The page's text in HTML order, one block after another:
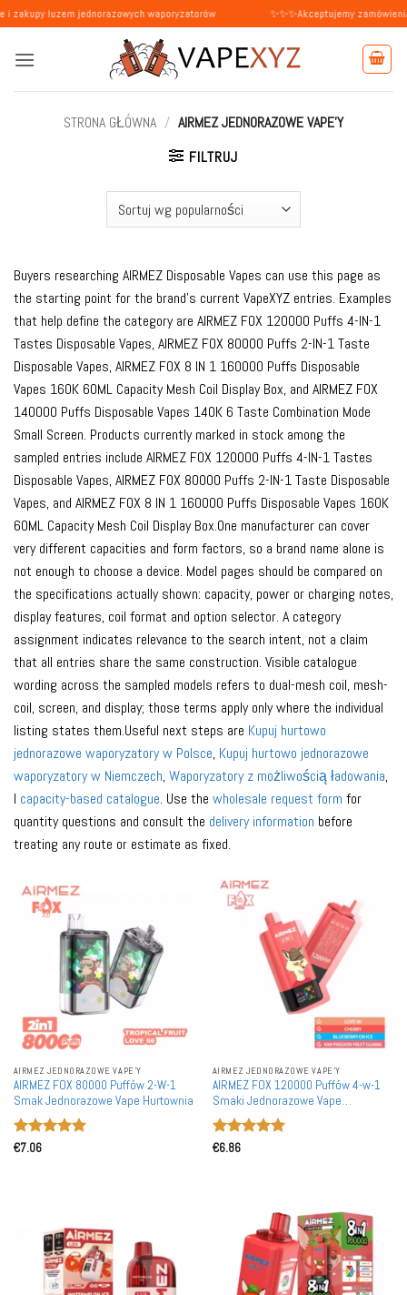
Przewiń
do
zawartości
jednorazowych waporyzatorów ✨✨✨Akceptujemy zamówienia od
STRONA GŁÓWNA / AIRMEZ JEDNORAZOWE VAPE'Y
FILTRUJ
Buyers researching AIRMEZ Disposable Vapes can use this page as
the starting point for the brand’s current VapeXYZ entries. Examples
that help define the category are AIRMEZ FOX 120000 Puffs 4-IN-1
Tastes Disposable Vapes, AIRMEZ FOX 80000 Puffs 2-IN-1 Taste
Disposable Vapes, AIRMEZ FOX 8 IN 1 160000 Puffs Disposable
Vapes 160K 60ML Capacity Mesh Coil Display Box, and AIRMEZ FOX
140000 Puffs Disposable Vapes 140K 6 Taste Combination Mode
Small Screen. Products currently marked in stock among the
sampled entries include AIRMEZ FOX 120000 Puffs 4-IN-1 Tastes
Disposable Vapes, AIRMEZ FOX 80000 Puffs 2-IN-1 Taste Disposable
Vapes, and AIRMEZ FOX 8 IN 1 160000 Puffs Disposable Vapes 160K
60ML Capacity Mesh Coil Display Box.One manufacturer can cover
very different capacities and form factors, so a brand name alone is
not enough to choose a device. Model pages should be compared on
the specifications actually shown: capacity, power or charging notes,
display features, coil format and option selector. A category
assignment indicates relevance to the search intent, not a claim
that all entries share the same construction. Visible catalogue
wording across the sampled models refers to dual-mesh coil, mesh-
coil, screen, and display; those terms apply only where the individual
listing states them.Useful next steps are Kupuj hurtowo
jednorazowe waporyzatory w Polsce, Kupuj hurtowo jednorazowe
waporyzatory w Niemczech, Waporyzatory z możliwością ładowania,
I capacity-based catalogue. Use the wholesale request form for
quantity questions and consult the delivery information before
treating any route or estimate as fixed.
AIRMEZ JEDNORAZOWE VAPE'Y
AIRMEZ FOX 80000 Puffów 2-W-1
Smak Jednorazowe Vape Hurtownia
Oceniono
€7.06
AIRMEZ JEDNORAZOWE VAPE'Y
AIRMEZ FOX 120000 Puffów 4-w-1
Smaki Jednorazowe Vape
Hurtownia
Oceniono
€6.86